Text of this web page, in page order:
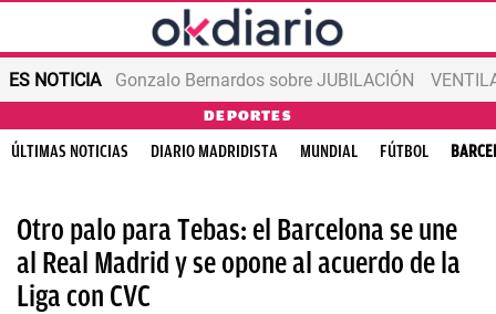
ES NOTICIA Gonzalo Bernardos sobre JUBILACIÓN
DEPORTES
ÚLTIMAS NOTICIAS DIARIO MADRIDISTA MUNDIAL FÚTBOL
Otro palo para Tebas: el Barcelona se une
al Real Madrid y se opone al acuerdo de la
Liga con CVC